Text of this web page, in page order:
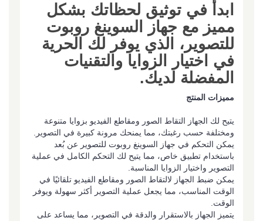
ابدأ في توثيق لحظاتك بشكل
مميز مع جهاز السوينغ روبوت
للتصوير، الذي يوفر لك الحرية
في اختيار الزوايا والتقنيات
المفضلة لديك.
مميزات المنتج
يتيح لك الجهاز التقاط الصور ومقاطع الفيديو بزوايا متنوعة
ومختلفة حسب رغبتك، مما يمنحك مرونة كبيرة في التصوير.
يمكن التحكم في جهاز السوينغ روبوت للتصوير عن بُعد
باستخدام تطبيق خاص، مما يتيح لك التحكم الكامل في عملية
التصوير واختيار الزوايا المناسبة.
يمكن ضبط الجهاز لالتقاط الصور ومقاطع الفيديو تلقائيًا في
الوقت المناسب، مما يجعل عملية التصوير أكثر سهولة ويوفر
الوقت.
يتميز الجهاز بالاستقرار والدقة في التصوير، مما يساعد على